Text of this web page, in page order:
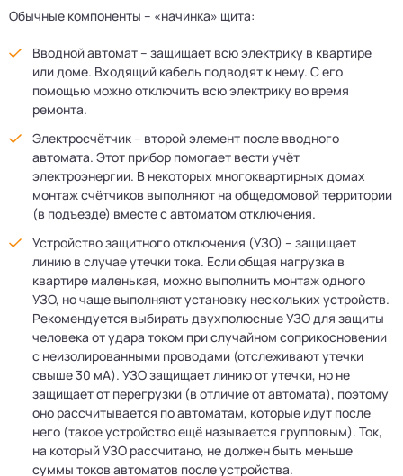
Обычные компоненты – «начинка» щита:
Вводной автомат – защищает всю электрику в квартире
или доме. Входящий кабель подводят к нему. С его
помощью можно отключить всю электрику во время
ремонта.
Электросчётчик – второй элемент после вводного
автомата. Этот прибор помогает вести учёт
электроэнергии. В некоторых многоквартирных домах
монтаж счётчиков выполняют на общедомовой территории
(в подъезде) вместе с автоматом отключения.
Устройство защитного отключения (УЗО) – защищает
линию в случае утечки тока. Если общая нагрузка в
квартире маленькая, можно выполнить монтаж одного
УЗО, но чаще выполняют установку нескольких устройств.
Рекомендуется выбирать двухполюсные УЗО для защиты
человека от удара током при случайном соприкосновении
с неизолированными проводами (отслеживают утечки
свыше 30 мА). УЗО защищает линию от утечки, но не
защищает от перегрузки (в отличие от автомата), поэтому
оно рассчитывается по автоматам, которые идут после
него (такое устройство ещё называется групповым). Ток,
на который УЗО рассчитано, не должен быть меньше
суммы токов автоматов после устройства.